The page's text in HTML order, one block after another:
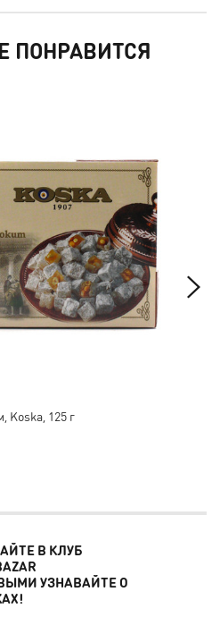
ПОНРАВИТСЯ
Koska, 125 г
В КЛУБ
УЗНАВАЙТЕ О